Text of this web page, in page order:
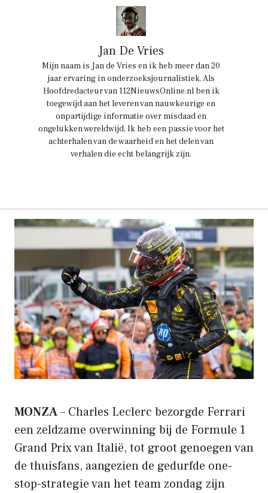
Jan De Vries
Mijn naam is Jan de Vries en ik heb meer dan 20
jaar ervaring in onderzoeksjournalistiek. Als
Hoofdredacteur van 112NieuwsOnline.nl ben ik
toegewijd aan het leveren van nauwkeurige en
onpartijdige informatie over misdaad en
ongelukken wereldwijd. Ik heb een passie voor het
achterhalen van de waarheid en het delen van
verhalen die echt belangrijk zijn.
MONZA– Charles Leclerc bezorgde Ferrari
een zeldzame overwinning bij de Formule 1
Grand Prix van Italië, tot groot genoegen van
de thuisfans, aangezien de gedurfde one-
stop-strategie van het team zondag zijn